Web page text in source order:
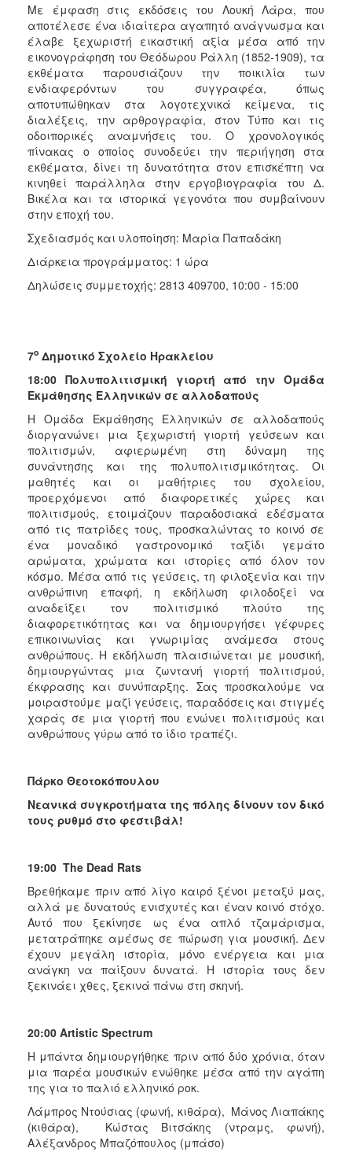
Με έμφαση στις εκδόσεις του Λουκή Λάρα, που
αποτέλεσε ένα ιδιαίτερα αγαπητό ανάγνωσμα και
έλαβε ξεχωριστή εικαστική αξία μέσα από την
εικονογράφηση του Θεόδωρου Ράλλη (1852-1909), τα
εκθέματα παρουσιάζουν την ποικιλία των
ενδιαφερόντων του συγγραφέα, όπως
αποτυπώθηκαν στα λογοτεχνικά κείμενα, τις
διαλέξεις, την αρθρογραφία, στον Τύπο και τις
οδοιπορικές αναμνήσεις του. Ο χρονολογικός
πίνακας ο οποίος συνοδεύει την περιήγηση στα
εκθέματα, δίνει τη δυνατότητα στον επισκέπτη να
κινηθεί παράλληλα στην εργοβιογραφία του Δ.
Βικέλα και τα ιστορικά γεγονότα που συμβαίνουν
στην εποχή του.
Σχεδιασμός και υλοποίηση: Μαρία Παπαδάκη
Διάρκεια προγράμματος: 1 ώρα
Δηλώσεις συμμετοχής: 2813 409700, 10:00 - 15:00
7ο Δημοτικό Σχολείο Ηρακλείου
18:00 Πολυπολιτισμική γιορτή από την Ομάδα
Εκμάθησης Ελληνικών σε αλλοδαπούς
Η Ομάδα Εκμάθησης Ελληνικών σε αλλοδαπούς
διοργανώνει μια ξεχωριστή γιορτή γεύσεων και
πολιτισμών, αφιερωμένη στη δύναμη της
συνάντησης και της πολυπολιτισμικότητας. Οι
μαθητές και οι μαθήτριες του σχολείου,
προερχόμενοι από διαφορετικές χώρες και
πολιτισμούς, ετοιμάζουν παραδοσιακά εδέσματα
από τις πατρίδες τους, προσκαλώντας το κοινό σε
ένα μοναδικό γαστρονομικό ταξίδι γεμάτο
αρώματα, χρώματα και ιστορίες από όλον τον
κόσμο. Μέσα από τις γεύσεις, τη φιλοξενία και την
ανθρώπινη επαφή, η εκδήλωση φιλοδοξεί να
αναδείξει τον πολιτισμικό πλούτο της
διαφορετικότητας και να δημιουργήσει γέφυρες
επικοινωνίας και γνωριμίας ανάμεσα στους
ανθρώπους. Η εκδήλωση πλαισιώνεται με μουσική,
δημιουργώντας μια ζωντανή γιορτή πολιτισμού,
έκφρασης και συνύπαρξης. Σας προσκαλούμε να
μοιραστούμε μαζί γεύσεις, παραδόσεις και στιγμές
χαράς σε μια γιορτή που ενώνει πολιτισμούς και
ανθρώπους γύρω από το ίδιο τραπέζι.
Πάρκο Θεοτοκόπουλου
Νεανικά συγκροτήματα της πόλης δίνουν τον δικό
τους ρυθμό στο φεστιβάλ!
19:00 The Dead Rats
Βρεθήκαμε πριν από λίγο καιρό ξένοι μεταξύ μας,
αλλά με δυνατούς ενισχυτές και έναν κοινό στόχο.
Αυτό που ξεκίνησε ως ένα απλό τζαμάρισμα,
μετατράπηκε αμέσως σε πώρωση για μουσική. Δεν
έχουν μεγάλη ιστορία, μόνο ενέργεια και μια
ανάγκη να παίξουν δυνατά. Η ιστορία τους δεν
ξεκινάει χθες, ξεκινά πάνω στη σκηνή.
20:00 Artistic Spectrum
Η μπάντα δημιουργήθηκε πριν από δύο χρόνια, όταν
μια παρέα μουσικών ενώθηκε μέσα από την αγάπη
της για το παλιό ελληνικό ροκ.
Λάμπρος Ντούσιας (φωνή, κιθάρα), Μάνος Λιαπάκης
(κιθάρα), Κώστας Βιτσάκης (ντραμς, φωνή),
Αλέξανδρος Μπαζόπουλος (μπάσο)